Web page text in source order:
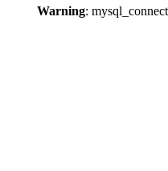
Warning: